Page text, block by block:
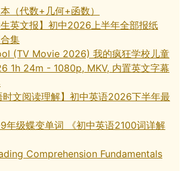
（代数+几何+函数）
生英文报】初中2026上半年全部报纸
集
(TV Movie 2026) 我的疯狂学校儿童
1h 24m - 1080p, MKV, 内置英文字幕
时文阅读理解】初中英语2026下半年最
年级蝶变单词 《初中英语2100词详解
Comprehension Fundamentals